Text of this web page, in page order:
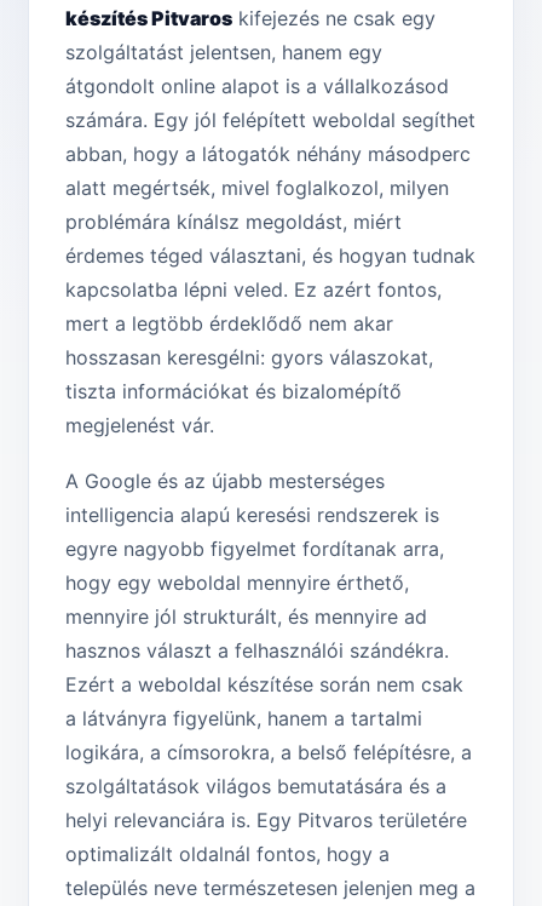
készítés Pitvaros kifejezés ne csak egy
szolgáltatást jelentsen, hanem egy
átgondolt online alapot is a vállalkozásod
számára. Egy jól felépített weboldal segíthet
abban, hogy a látogatók néhány másodperc
alatt megértsék, mivel foglalkozol, milyen
problémára kínálsz megoldást, miért
érdemes téged választani, és hogyan tudnak
kapcsolatba lépni veled. Ez azért fontos,
mert a legtöbb érdeklődő nem akar
hosszasan keresgélni: gyors válaszokat,
tiszta információkat és bizalomépítő
megjelenést vár.
A Google és az újabb mesterséges
intelligencia alapú keresési rendszerek is
egyre nagyobb figyelmet fordítanak arra,
hogy egy weboldal mennyire érthető,
mennyire jól strukturált, és mennyire ad
hasznos választ a felhasználói szándékra.
Ezért a weboldal készítése során nem csak
a látványra figyelünk, hanem a tartalmi
logikára, a címsorokra, a belső felépítésre, a
szolgáltatások világos bemutatására és a
helyi relevanciára is. Egy Pitvaros területére
optimalizált oldalnál fontos, hogy a
település neve természetesen jelenjen meg a